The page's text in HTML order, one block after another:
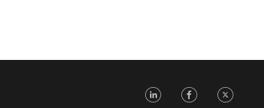
LinkedIn